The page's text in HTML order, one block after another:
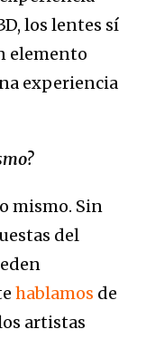
los lentes sí
elemento
experiencia
mismo. Sin
del
hablamos de
artistas